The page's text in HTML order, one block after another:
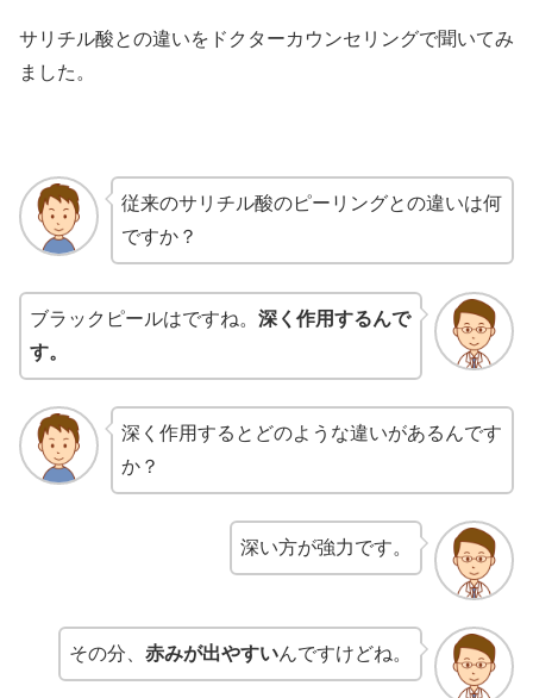
サリチル酸との違いをドクターカウンセリングで聞いてみ
ました。
従来のサリチル酸のピーリングとの違いは何
ですか？
ブラックピールはですね。 深く作用するんで
す。
深く作用するとどのような違いがあるんです
か？
深い方が強力です。
その分、赤みが出やすいんですけどね。